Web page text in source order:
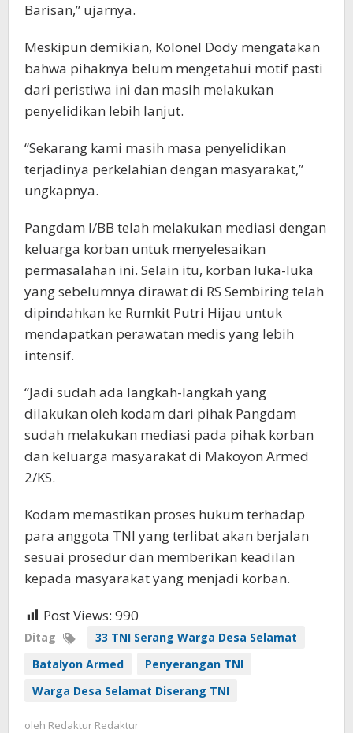
Barisan,” ujarnya.
Meskipun demikian, Kolonel Dody mengatakan
bahwa pihaknya belum mengetahui motif pasti
dari peristiwa ini dan masih melakukan
penyelidikan lebih lanjut.
“Sekarang kami masih masa penyelidikan
terjadinya perkelahian dengan masyarakat,”
ungkapnya.
Pangdam I/BB telah melakukan mediasi dengan
keluarga korban untuk menyelesaikan
permasalahan ini. Selain itu, korban luka-luka
yang sebelumnya dirawat di RS Sembiring telah
dipindahkan ke Rumkit Putri Hijau untuk
mendapatkan perawatan medis yang lebih
intensif.
“Jadi sudah ada langkah-langkah yang
dilakukan oleh kodam dari pihak Pangdam
sudah melakukan mediasi pada pihak korban
dan keluarga masyarakat di Makoyon Armed
2/KS.
Kodam memastikan proses hukum terhadap
para anggota TNI yang terlibat akan berjalan
sesuai prosedur dan memberikan keadilan
kepada masyarakat yang menjadi korban.
Post Views: 990
Ditag
33 TNI Serang Warga Desa Selamat
Batalyon Armed
Penyerangan TNI
Warga Desa Selamat Diserang TNI
oleh Redaktur Redaktur